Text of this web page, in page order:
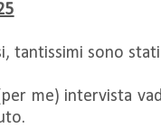
tantissimi sono
me) intervista